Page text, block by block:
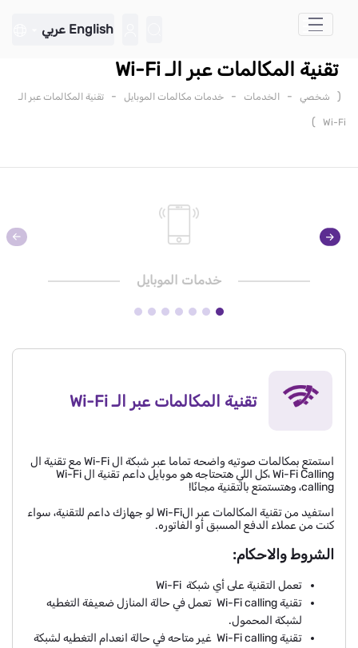
تخطي إلى المحتوى الرئيسي
English عربي
تقنية المكالمات عبر الـ Wi-Fi
( شخصي - الخدمات - خدمات مكالمات الموبايل - تقنية المكالمات عبر الـ
Wi-Fi
)
خدمات الموبايل
تقنية المكالمات عبر الـ Wi-Fi
استمتع بمكالمات صوتيه واضحه تماما عبر شبكة ال Wi-Fi مع تقنية ال
Wi-Fi Calling ،كل اللي هتحتاجه هو موبايل داعم تقنية ال Wi-Fi
calling، وهتستمتع بالتقنية مجانًا!
استفيد من تقنية المكالمات عبر الWi-Fi لو جهازك داعم للتقنية، سواء
كنت من عملاء الدفع المسبق أو الفاتوره.
الشروط والاحكام:
تعمل التقنية على أي شبكة Wi-Fi
تقنية Wi-Fi calling تعمل في حالة المنازل ضعيفة التغطيه
لشبكة المحمول.
تقنية Wi-Fi calling غير متاحه في حالة انعدام التغطيه لشبكة